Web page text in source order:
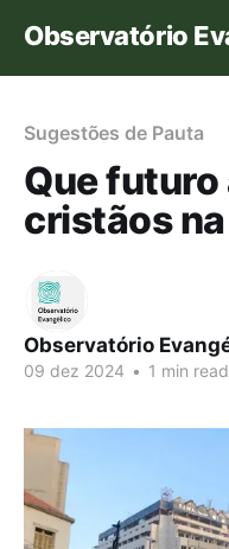
Observatório
Sugestões de Pauta
Que futuro
cristãos
Observatório
09 dez 2024 • 1 min read